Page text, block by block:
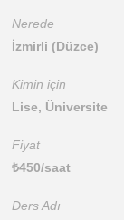
Nerede
İzmirli (Düzce)
Kimin için
Lise, Üniversite
Fiyat
₺450/saat
Ders Adı